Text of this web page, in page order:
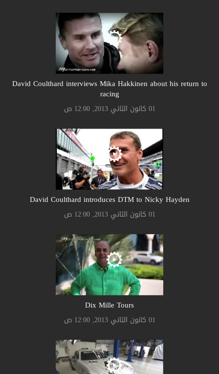
David Coulthard interviews Mika Hakkinen about his return to
racing
01 كانون الثاني 2013, 12:00 ص
David Coulthard introduces DTM to Nicky Hayden
01 كانون الثاني 2013, 12:00 ص
Dix Mille Tours
01 كانون الثاني 2013, 12:00 ص